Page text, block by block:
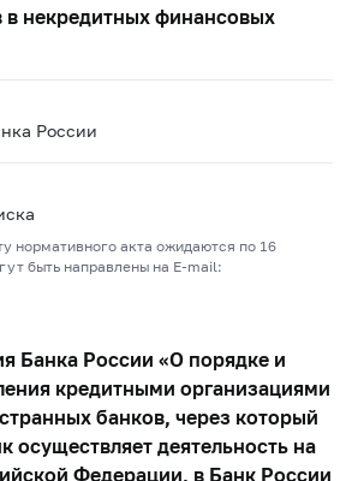
некредитных финансовых
России
нормативного акта ожидаются по 16
быть направлены на E-mail:
Банка России «О порядке и
кредитными организациями
банков, через который
осуществляет деятельность на
Федерации, в Банк России